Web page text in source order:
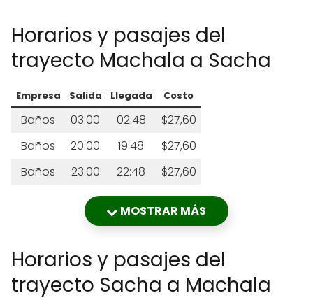
Horarios y pasajes del
trayecto Machala a Sacha
Empresa Salida Llegada Costo
Baños 03:00 02:48
$27,60
Baños
20:00 19:48
$27,60
Baños
23:00 22:48 $27,60
MOSTRAR MÁS
Horarios y pasajes del
trayecto Sacha a Machala